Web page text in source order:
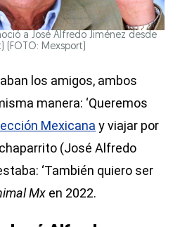
a José Alfredo Jiménez desde
(FOTO: Mexsport)
los amigos, ambos
manera: ‘Queremos
Mexicana y viajar por
(José Alfredo
‘También quiero ser
Mx en 2022.